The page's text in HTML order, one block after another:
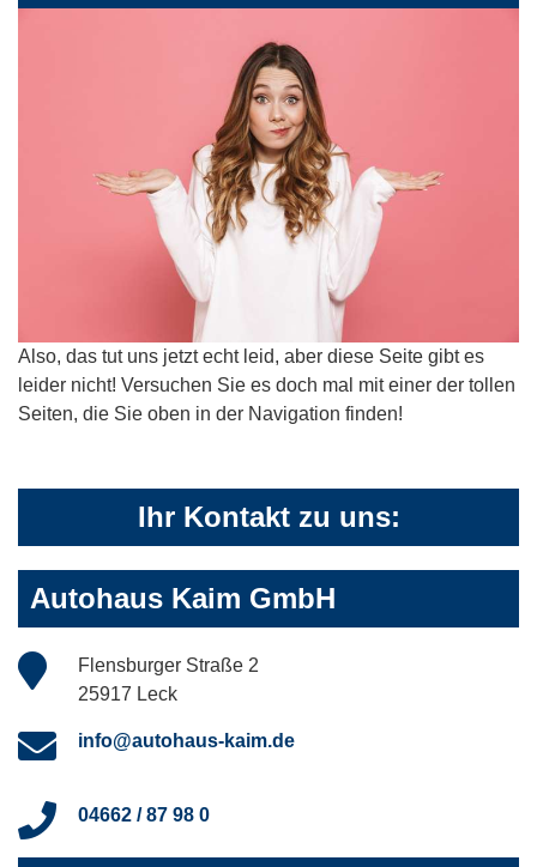
Also, das tut uns jetzt echt leid, aber diese Seite gibt es
leider nicht! Versuchen Sie es doch mal mit einer der tollen
Seiten, die Sie oben in der Navigation finden!
Ihr Kontakt zu uns:
Autohaus Kaim GmbH
Flensburger Straße 2
25917 Leck
info@autohaus-kaim.de
04662 / 87 98 0